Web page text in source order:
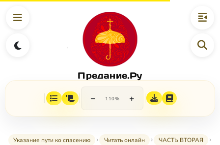
Предание.Ру
− 110% +
Указание пути ко спасению Читать онлайн
ЧАСТЬ ВТОРАЯ